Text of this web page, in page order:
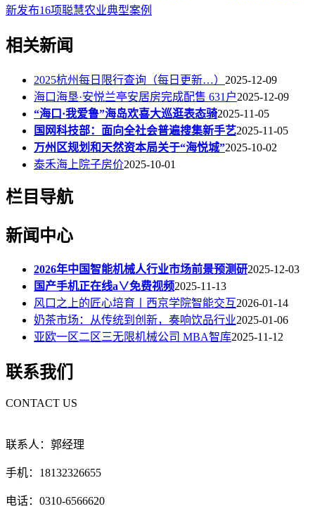
新发布16项聪慧农业典型案例
相关新闻
2025杭州每日限行查询（每日更新…） 2025-12-09
海口海垦·安悦兰亭安居房完成配售 631户2025-12-09
“海口·我爱鲁”海岛欢喜大巡逛表态骑2025-11-05
国网科技部：面向全社会普遍搜集新手艺2025-11-05
万州区规划和天然资本局关于“海悦城”2025-10-02
泰禾海上院子房价2025-10-01
栏目导航
新闻中心
2026年中国智能机械人行业市场前景预测研2025-12-03
国产手机正在线a∨免费视频2025-11-13
风口之上的匠心培育丨西京学院智能交互2026-01-14
奶茶市场：从传统到创新，奏响饮品行业2025-01-06
亚欧一区二区三无限机械公司 MBA智库2025-11-12
联系我们
CONTACT US
联系人：郭经理
手机：18132326655
电话：0310-6566620